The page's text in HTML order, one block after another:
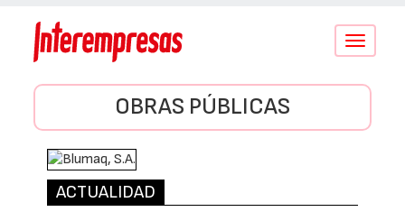
Conmutar
OBRAS PÚBLICAS
ACTUALIDAD